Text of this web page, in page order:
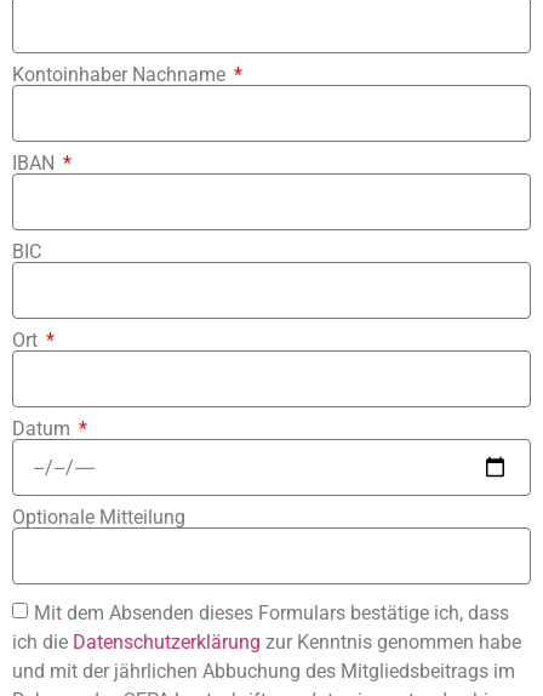
Kontoinhaber Nachname
IBAN
BIC
Ort
Datum
Optionale Mitteilung
Mit dem Absenden dieses Formulars bestätige ich, dass
ich die Datenschutzerklärung zur Kenntnis genommen habe
und mit der jährlichen Abbuchung des Mitgliedsbeitrags im